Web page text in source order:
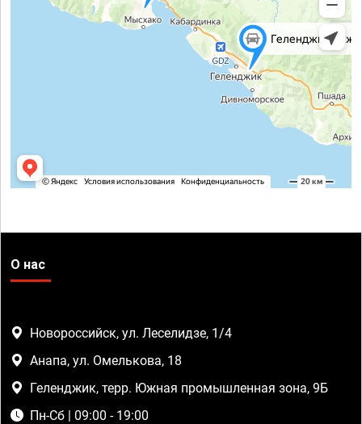
О нас
Новороссийск, ул. Леселидзе, 1/4
Анапа, ул. Омелькова, 18
Геленджик, терр. Южная промышленная зона, 9Б
Пн-Сб | 09:00 - 19:00